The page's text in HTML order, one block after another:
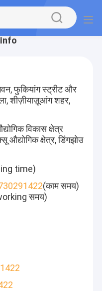
फुकियांग स्ट्रीट और
शीज़ीयाज़ूआंग शहर,
विकास क्षेत्र
क्षेत्र, डिंगझोउ
time)
(काम समय)
समय)